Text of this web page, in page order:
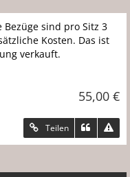
sind pro Sitz 3
Kosten. Das ist
verkauft.
55,00 €
Teilen